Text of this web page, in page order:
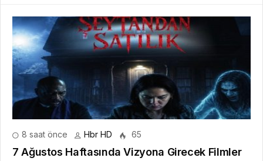
8 saat önce Hbr HD 65
7 Ağustos Haftasında Vizyona Girecek Filmler